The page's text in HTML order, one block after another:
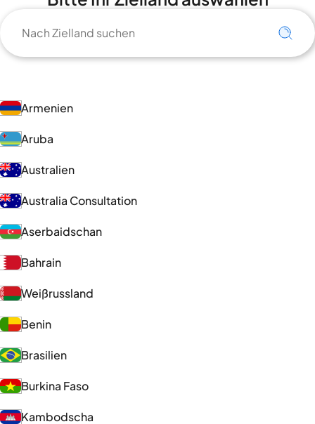
Armenien
Aruba
Australien
Australia Consultation
Aserbaidschan
Bahrain
Weißrussland
Benin
Brasilien
Burkina Faso
Kambodscha